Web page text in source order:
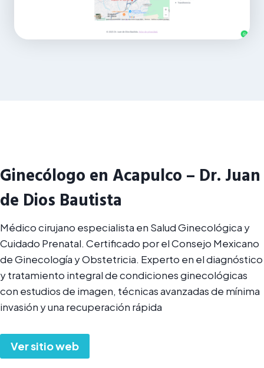
Ginecólogo en Acapulco – Dr. Juan
de Dios Bautista
Médico cirujano especialista en Salud Ginecológica y
Cuidado Prenatal. Certificado por el Consejo Mexicano
de Ginecología y Obstetricia. Experto en el diagnóstico
y tratamiento integral de condiciones ginecológicas
con estudios de imagen, técnicas avanzadas de mínima
invasión y una recuperación rápida
Ver sitio web